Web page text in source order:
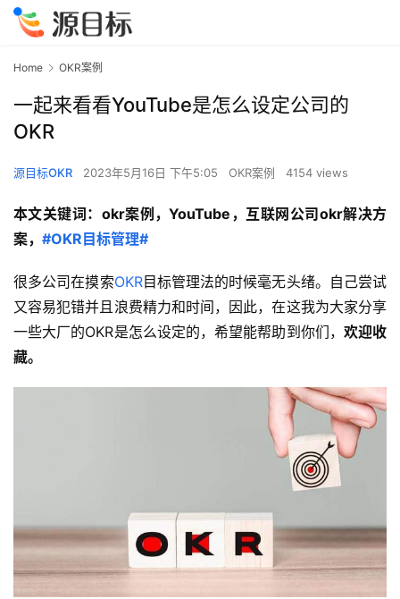
Home OKR案例
一起来看看YouTube是怎么设定公司的
OKR
源目标OKR 2023年5月16日 下午5:05 OKR案例 4154 views
本文关键词：okr案例，YouTube，互联网公司okr解决方
案， #OKR目标管理#
很多公司在摸索OKR目标管理法的时候毫无头绪。自己尝试
又容易犯错并且浪费精力和时间，因此，在这我为大家分享
一些大厂的OKR是怎么设定的，希望能帮助到你们， 欢迎收
藏。